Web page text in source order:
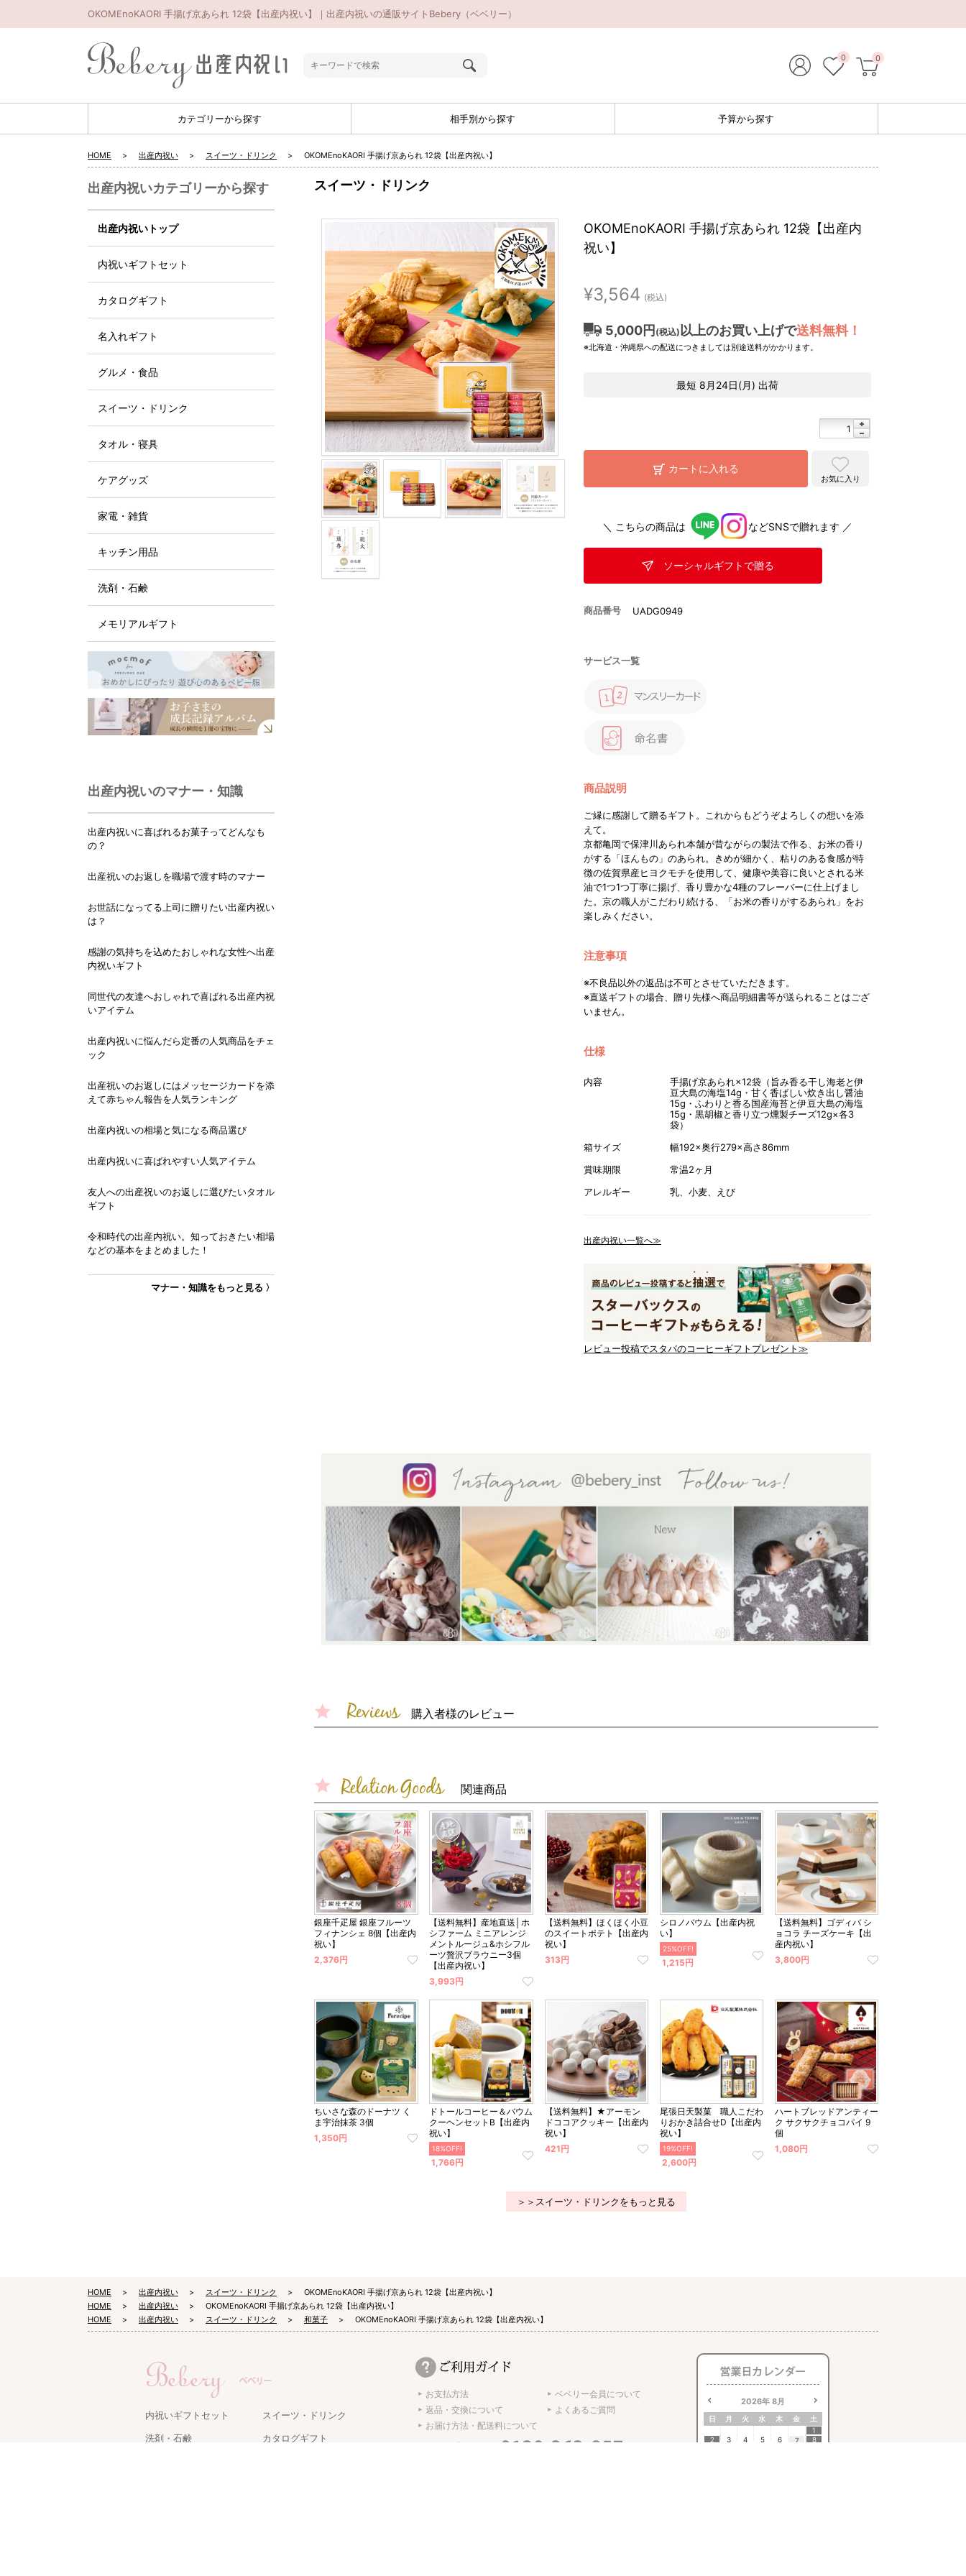
OKOMEnoKAORI 手揚げ京あられ 12袋【出産内祝い】｜出産内祝いの通販サイトBebery（ベベリー）
0 0
カテゴリーから探す 相手別から探す 予算から探す
HOME 出産内祝い スイーツ・ドリンク OKOMEnoKAORI 手揚げ京あられ 12袋【出産内祝い】
スイーツ・ドリンク
OKOMEnoKAORI 手揚げ京あられ 12袋【出産内
祝い】
¥3,564 (税込)
5,000円 (税込) 以上のお買い上げで送料無料！
※北海道・沖縄県への配送につきましては別途送料がかかります。
最短 8月24日(月) 出荷
カートに入れる
お気に入り
＼ こちらの商品は などSNSで贈れます ／
ソーシャルギフトで贈る
商品番号 UADG0949
サービス一覧
商品説明
ご縁に感謝して贈るギフト。これからもどうぞよろしくの想いを添
えて。
京都亀岡で保津川あられ本舗が昔ながらの製法で作る、お米の香り
がする「ほんもの」のあられ。きめが細かく、粘りのある食感が特
徴の佐賀県産ヒヨクモチを使用して、健康や美容に良いとされる米
油で1つ1つ丁寧に揚げ、香り豊かな4種のフレーバーに仕上げまし
た。京の職人がこだわり続ける、「お米の香りがするあられ」をお
楽しみください。
注意事項
※不良品以外の返品は不可とさせていただきます。
※直送ギフトの場合、贈り先様へ商品明細書等が送られることはござ
いません。
仕様
内容
手揚げ京あられ×12袋（旨み香る干し海老と伊
豆大島の海塩14g・甘く香ばしい炊き出し醤油
15g・ふわりと香る国産海苔と伊豆大島の海塩
15g・黒胡椒と香り立つ燻製チーズ12g×各3
袋）
箱サイズ
幅192×奥行279×高さ86mm
賞味期限
常温2ヶ月
アレルギー
乳、小麦、えび
出産内祝い一覧へ≫
レビュー投稿でスタバのコーヒーギフトプレゼント≫
購入者様のレビュー
関連商品
銀座千疋屋 銀座フルーツ
フィナンシェ 8個【出産内
祝い】
2,376円
【送料無料】産地直送│ホ
シファーム ミニアレンジ
メントルージュ&ホシフル
ーツ贅沢ブラウニー3個
【出産内祝い】
3,993円
【送料無料】ほくほく小豆
のスイートポテト【出産内
祝い】
313円
シロノバウム【出産内祝
い】
25%OFF!
1,215円
【送料無料】ゴディバ シ
ョコラ チーズケーキ【出
産内祝い】
3,800円
ちいさな森のドーナツ く
ま宇治抹茶 3個
1,350円
ドトールコーヒー＆バウム
クーヘンセットB【出産内
祝い】
18%OFF!
1,766円
【送料無料】★アーモン
ドココアクッキー【出産内
祝い】
421円
尾張日天製菓 職人こだわ
りおかき詰合せD【出産内
祝い】
19%OFF!
2,600円
ハートブレッドアンティー
ク サクサクチョコパイ 9
個
1,080円
＞＞スイーツ・ドリンクをもっと見る
出産内祝いカテゴリーから探す
出産内祝いトップ
内祝いギフトセット
カタログギフト
名入れギフト
グルメ・食品
スイーツ・ドリンク
タオル・寝具
ケアグッズ
家電・雑貨
キッチン用品
洗剤・石鹸
メモリアルギフト
出産内祝いのマナー・知識
出産内祝いに喜ばれるお菓子ってどんなも
の？
出産祝いのお返しを職場で渡す時のマナー
お世話になってる上司に贈りたい出産内祝い
は？
感謝の気持ちを込めたおしゃれな女性へ出産
内祝いギフト
同世代の友達へおしゃれで喜ばれる出産内祝
いアイテム
出産内祝いに悩んだら定番の人気商品をチェ
ック
出産祝いのお返しにはメッセージカードを添
えて赤ちゃん報告を人気ランキング
出産内祝いの相場と気になる商品選び
出産内祝いに喜ばれやすい人気アイテム
友人への出産祝いのお返しに選びたいタオル
ギフト
令和時代の出産内祝い。知っておきたい相場
などの基本をまとめました！
マナー・知識をもっと見る 〉
HOME 出産内祝い スイーツ・ドリンク
OKOMEnoKAORI 手揚げ京あられ 12袋【出産内祝い】
HOME
出産内祝い
OKOMEnoKAORI 手揚げ京あられ 12袋【出産内祝い】
HOME
出産内祝い スイーツ・ドリンク 和菓子 OKOMEnoKAORI 手揚げ京あられ 12袋【出産内祝い】
内祝いギフトセット
スイーツ・ドリンク
洗剤・石鹸
カタログギフト
お支払方法
返品・交換について
お届け方法・配送料について
ベベリー会員について
よくあるご質問
2026年 8月
日 月 火 水 木 金
土
1
2
3 4 5 6 7
8